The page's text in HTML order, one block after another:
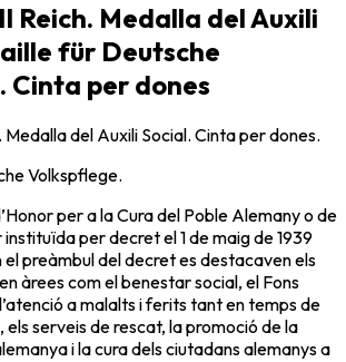
Reich. Medalla del Auxili
für Deutsche
Cinta per dones
Medalla del Auxili Social. Cinta per dones.
Volkspflege.
per a la Cura del Poble Alemany o de
instituïda per decret el 1 de maig de 1939
preàmbul del decret es destacaven els
àrees com el benestar social, el Fons
a malalts i ferits tant en temps de
els serveis de rescat, la promoció de la
i la cura dels ciutadans alemanys a